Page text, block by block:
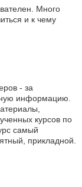
Много
и к чему
- за
информацию.
курсов по
самый
прикладной.